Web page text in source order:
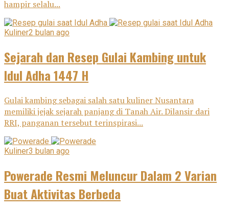
hampir selalu...
Kuliner2 bulan ago
Sejarah dan Resep Gulai Kambing untuk
Idul Adha 1447 H
Gulai kambing sebagai salah satu kuliner Nusantara
memiliki jejak sejarah panjang di Tanah Air. Dilansir dari
RRI, panganan tersebut terinspirasi...
Kuliner3 bulan ago
Powerade Resmi Meluncur Dalam 2 Varian
Buat Aktivitas Berbeda